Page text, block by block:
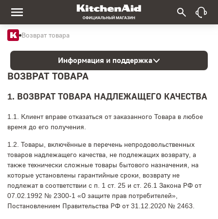
Возврат товара
Информация и поддержка
ВОЗВРАТ ТОВАРА
1. ВОЗВРАТ ТОВАРА НАДЛЕЖАЩЕГО КАЧЕСТВА
1.1. Клиент вправе отказаться от заказанного Товара в любое
время до его получения.
1.2. Товары, включённые в перечень непродовольственных
товаров надлежащего качества, не подлежащих возврату, а
также технически сложные товары бытового назначения, на
которые установлены гарантийные сроки, возврату не
подлежат в соответствии с п. 1 ст. 25 и ст. 26.1 Закона РФ от
07.02.1992 № 2300-1 «О защите прав потребителей»,
Постановлением Правительства РФ от 31.12.2020 № 2463.